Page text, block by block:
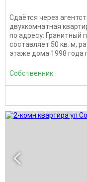
Сдаётся через
двухкомнатная
по адресу: Гранитный
составляет 50 кв. м,
этаже дома 1998 года
Собственник